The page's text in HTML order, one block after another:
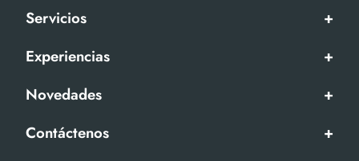
Servicios
+
Experiencias
+
Novedades
+
Contáctenos
+